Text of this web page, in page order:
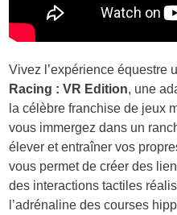
Vivez l’expérience équestre
Racing : VR Edition, une
la célèbre franchise de jeux
vous immergez dans un
élever et entraîner vos
vous permet de créer des
des interactions tactiles
l’adrénaline des courses